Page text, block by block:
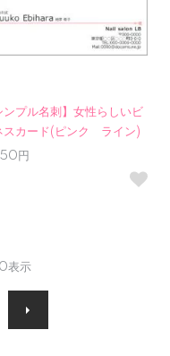
ンプル名刺】女性らしいビ
スカード(ピンク ライン)
円
表示